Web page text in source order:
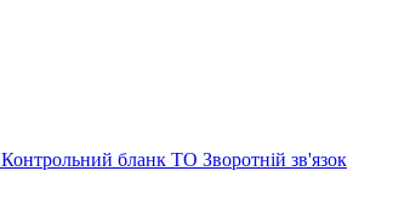
Контрольний бланк ТО Зворотній зв'язок